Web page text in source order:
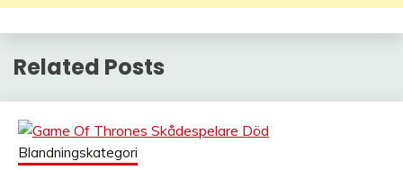
Related Posts
Blandningskategori